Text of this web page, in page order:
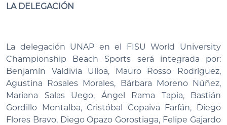
LA DELEGACIÓN
La delegación UNAP en el FISU World University
Championship Beach Sports será integrada por:
Benjamín Valdivia Ulloa, Mauro Rosso Rodríguez,
Agustina Rosales Morales, Bárbara Moreno Núñez,
Mariana Salas Uego, Ángel Rama Tapia, Bastián
Gordillo Montalba, Cristóbal Copaiva Farfán, Diego
Flores Bravo, Diego Opazo Gorostiaga, Felipe Gajardo